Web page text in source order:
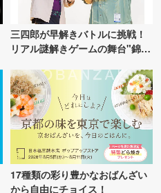
三四郎が早解きバトルに挑戦！
リアル謎解きゲームの舞台"錦糸
17種類の彩り豊かなおばんざい
から自由にチョイス！